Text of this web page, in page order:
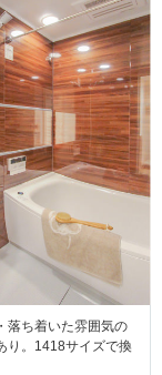
落ち着いた雰囲気の
り。1418サイズで換